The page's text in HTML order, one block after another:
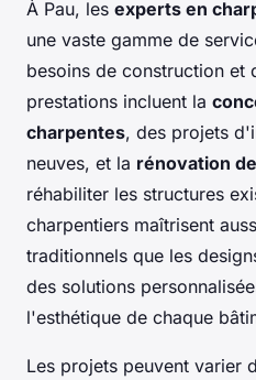
À Pau, les experts en
une vaste gamme de
besoins de construction et
prestations incluent la
charpentes, des projets
neuves, et la rénovation
réhabiliter les structures
charpentiers maîtrisent
traditionnels que les
des solutions
l'esthétique de chaque
Les projets peuvent varier